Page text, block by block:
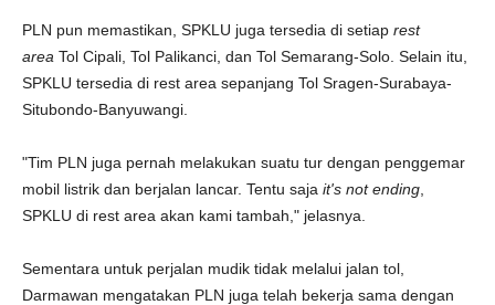
PLN pun memastikan, SPKLU juga tersedia di setiap rest
area Tol Cipali, Tol Palikanci, dan Tol Semarang-Solo. Selain itu,
SPKLU tersedia di rest area sepanjang Tol Sragen-Surabaya-
Situbondo-Banyuwangi.
"Tim PLN juga pernah melakukan suatu tur dengan penggemar
mobil listrik dan berjalan lancar. Tentu saja it's not ending
SPKLU di rest area akan kami tambah," jelasnya.
Sementara untuk perjalan mudik tidak melalui jalan tol,
Darmawan mengatakan PLN juga telah bekerja sama dengan